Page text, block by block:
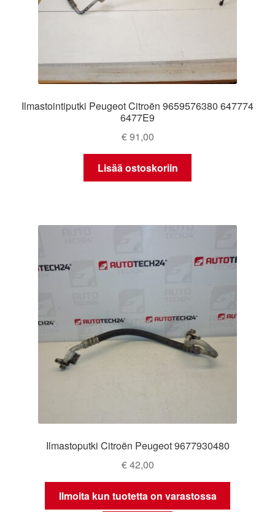
Ilmastointiputki Peugeot Citroën 9659576380 647774
6477E9
€91,00
Lisää ostoskoriin
Ilmastoputki Citroën Peugeot 9677930480
€42,00
Ilmoita kun tuotetta on varastossa